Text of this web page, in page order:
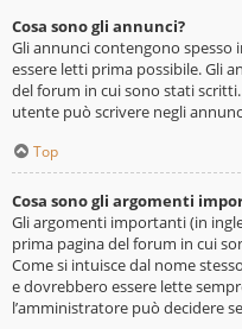
Cosa sono gli annunci?
Gli annunci contengono
essere letti prima possibile. Gli
del forum in cui sono stati
utente può scrivere negli
Top
Cosa sono gli argomenti
Gli argomenti importanti (in
prima pagina del forum in cui
Come si intuisce dal nome
e dovrebbero essere lette
l’amministratore può decidere